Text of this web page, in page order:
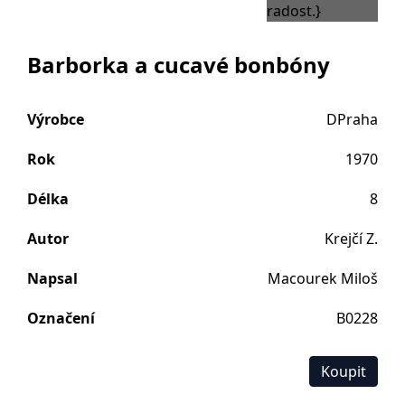
Barborka a cucavé bonbóny
Výrobce
DPraha
Rok
1970
Délka
8
Autor
Krejčí Z.
Napsal
Macourek Miloš
Označení
B0228
Koupit